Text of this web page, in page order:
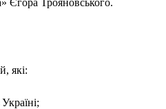
Єгора Трояновського.
які: